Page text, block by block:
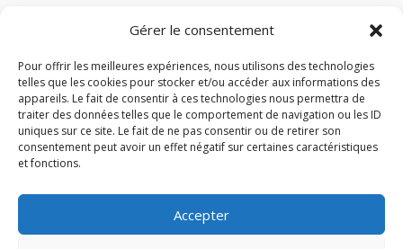
Gérer le consentement
Pour offrir les meilleures expériences, nous utilisons des technologies
telles que les cookies pour stocker et/ou accéder aux informations des
appareils. Le fait de consentir à ces technologies nous permettra de
traiter des données telles que le comportement de navigation ou les ID
uniques sur ce site. Le fait de ne pas consentir ou de retirer son
consentement peut avoir un effet négatif sur certaines caractéristiques
et fonctions.
Accepter